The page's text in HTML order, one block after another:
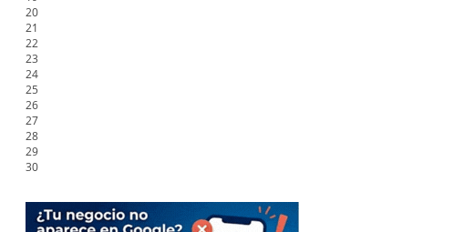
20
21
22
23
24
25
26
27
28
29
30